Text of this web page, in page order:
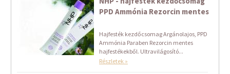
PPD Ammónia Rezorcin mentes
Hajfesték kezdőcsomag Argánolajos, PPD
Ammónia Paraben Rezorcin mentes
hajfestékekből. Ultravilágosító...
Részletek »